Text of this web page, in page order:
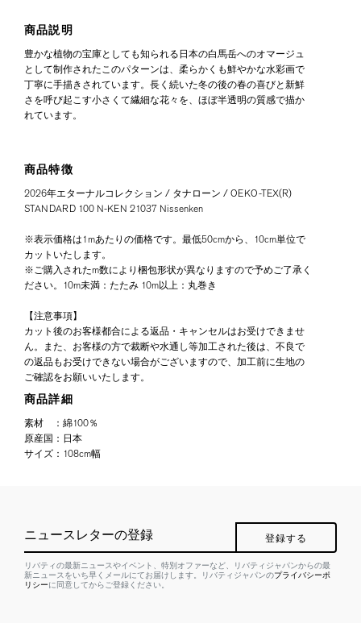
商品説明
豊かな植物の宝庫としても知られる日本の白馬岳へのオマージュ
として制作されたこのパターンは、柔らかくも鮮やかな水彩画で
丁寧に手描きされています。長く続いた冬の後の春の喜びと新鮮
さを呼び起こす小さくて繊細な花々を、ほぼ半透明の質感で描か
れています。
商品特徴
2026年エターナルコレクション / タナローン / OEKO-TEX(R)
STANDARD 100 N-KEN 21037 Nissenken
※表示価格は1mあたりの価格です。最低50cmから、10cm単位で
カットいたします。
※ご購入されたm数により梱包形状が異なりますので予めご了承く
ださい。10m未満：たたみ 10m以上：丸巻き
【注意事項】
カット後のお客様都合による返品・キャンセルはお受けできませ
ん。また、お客様の方で裁断や水通し等加工された後は、不良で
の返品もお受けできない場合がございますので、加工前に生地の
ご確認をお願いいたします。
商品詳細
素材 ： 綿100％
原産国 ： 日本
サイズ ： 108cm幅
ニュースレターの登録 登録する
リバティの最新ニュースやイベント、特別オファーなど、リバティジャパンからの最
新ニュースをいち早くメールにてお届けします。リバティジャパンのプライバシーポ
リシーに同意してからご登録ください。